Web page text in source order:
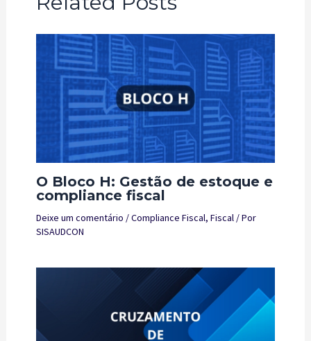
O Bloco H: Gestão de estoque e
compliance fiscal
Deixe um comentário /Compliance Fiscal, Fiscal/ Por
SISAUDCON